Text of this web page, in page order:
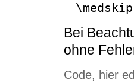
\medskip
Bei
ohne
Code, hier